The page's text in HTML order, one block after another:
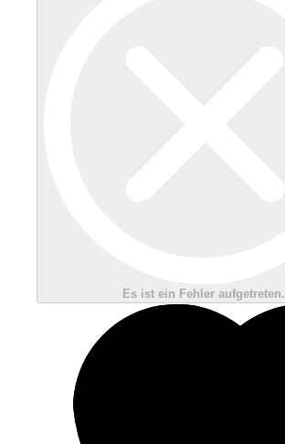
Es ist ein Fehler aufgetreten.